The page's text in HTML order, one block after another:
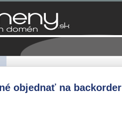
objednať na backorder